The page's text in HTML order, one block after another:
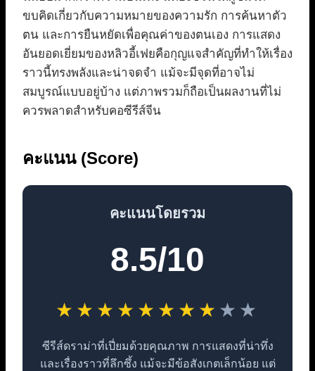
ขบคิดเกี่ยวกับความหมายของความรัก การค้นหาตัว
ตน และการยืนหยัดเพื่อคุณค่าของตนเอง การแสดง
อันยอดเยี่ยมของหลิวอี้เฟยคือกุญแจสำคัญที่ทำให้เรื่อง
ราวนี้ทรงพลังและน่าจดจำ แม้จะมีจุดที่อาจไม่
สมบูรณ์แบบอยู่บ้าง แต่ภาพรวมก็ถือเป็นผลงานที่ไม่
ควรพลาดสำหรับคอซีรีส์จีน
คะแนน (Score)
คะแนนโดยรวม
8.5/10
★ ★ ★ ★ ★ ★ ★ ★ ★ ★
ซีรีส์ดราม่าที่เปี่ยมด้วยคุณภาพ การแสดงที่น่าทึ่ง
และเรื่องราวที่ลึกซึ้ง แม้จะมีข้อสังเกตเล็กน้อย แต่